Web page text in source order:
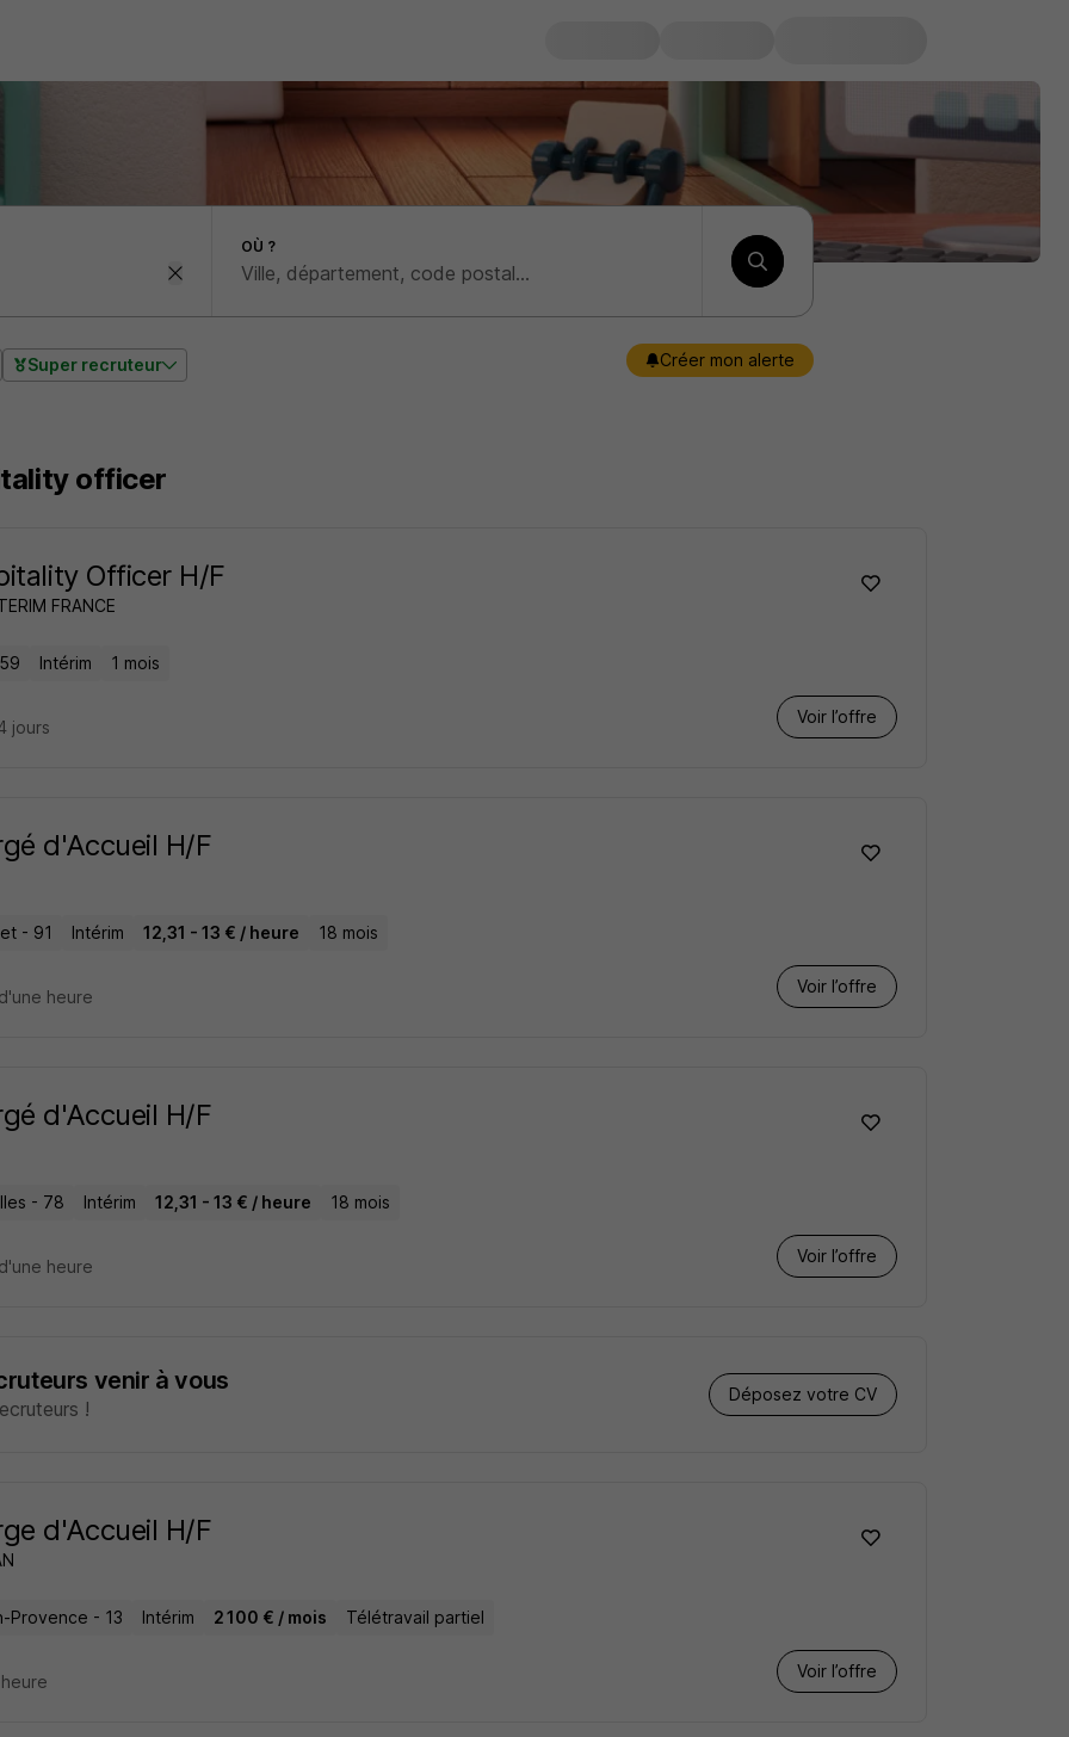
OÙ ?
Super recruteur Créer mon alerte
officer
Officer H/F
FRANCE
Intérim 1 mois
Voir l’offre
jours
d'Accueil H/F
- 91 Intérim 12,31 - 13 € / heure 18 mois
Voir l’offre
heure
d'Accueil H/F
- 78 Intérim 12,31 - 13 € / heure 18 mois
Voir l’offre
heure
venir à vous
!
Déposez votre CV
d'Accueil H/F
Provence - 13 Intérim 2 100 € / mois Télétravail partiel
Voir l’offre